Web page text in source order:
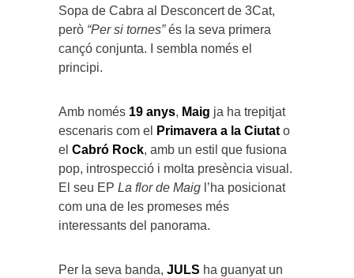
Sopa de Cabra al Desconcert de 3Cat,
però “Per si tornes”és la seva primera
cançó conjunta. I sembla només el
principi.
Amb només 19 anys, Maig ja ha trepitjat
escenaris com el
Primavera a la Ciutat o
el Cabró Rock, amb un estil que fusiona
pop, introspecció i molta presència visual.
El seu EP La flor de Maig l’ha posicionat
com una de les promeses més
interessants del panorama.
Per la seva banda, JULS ha guanyat un